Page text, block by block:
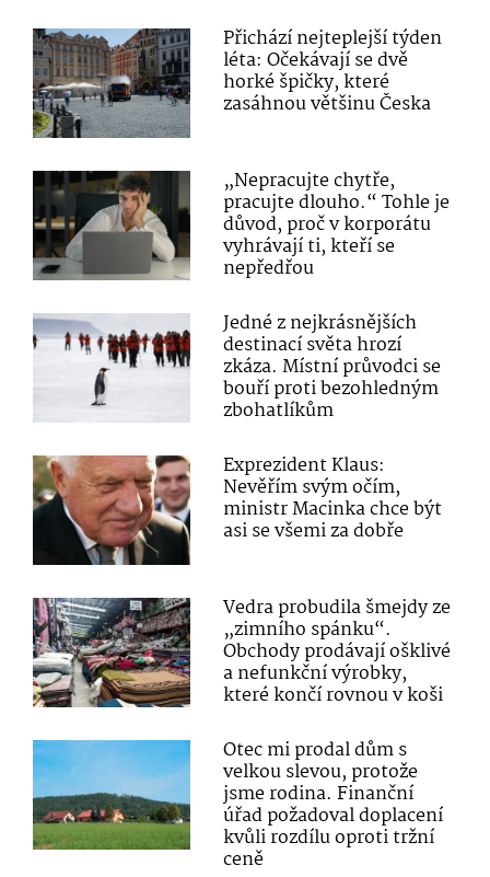
Přichází nejteplejší týden
léta: Očekávají se dvě
horké špičky, které
zasáhnou většinu Česka
„Nepracujte chytře,
pracujte dlouho.“ Tohle je
důvod, proč v korporátu
vyhrávají ti, kteří se
nepředřou
Jedné z nejkrásnějších
destinací světa hrozí
zkáza. Místní průvodci se
bouří proti bezohledným
zbohatlíkům
Exprezident Klaus:
Nevěřím svým očím,
ministr Macinka chce být
asi se všemi za dobře
Vedra probudila šmejdy ze
„zimního spánku“.
Obchody prodávají ošklivé
a nefunkční výrobky,
které končí rovnou v koši
Otec mi prodal dům s
velkou slevou, protože
jsme rodina. Finanční
úřad požadoval doplacení
kvůli rozdílu oproti tržní
ceně